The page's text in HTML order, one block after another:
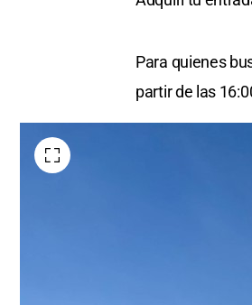
Para quienes
partir de las